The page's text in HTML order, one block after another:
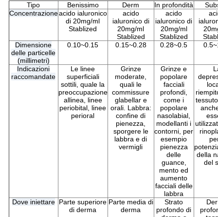
Tipo Benissimo Derm In profondità
Concentrazioneacido ialuronico
di 20mg/ml
Stablized
acido
ialuronico di
20mg/ml
Stablized
acido
ialuronico di
20mg/ml
Stablized
Dimensione
delle particelle
(millimetri)
0.10~0.15 0.15~0.28 0.28~0.5
Indicazioni
raccomandate
Le linee
superficiali
sottili, quale la
preoccupazione
allinea, linee
periobital, linee
perioral
Grinze
moderate,
quali le
commissure
glabellar e
orali. Labbra:
confine di
pienezza,
sporgere le
labbra e di
vermigli
Grinze e
popolare
facciali
profondi,
come i
popolare
nasolabial,
modellanti i
contorni, per
esempio
pienezza
delle
guance,
mento ed
aumento
facciali delle
labbra
della
del
Dove iniettare Parte superiore
di derma
Parte media di
derma
Strato
profondo di